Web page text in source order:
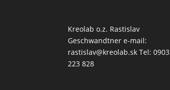
Kreolab o.z. Rastislav
Geschwandtner e-mail:
rastislav@kreolab.sk Tel: 0903
223 828